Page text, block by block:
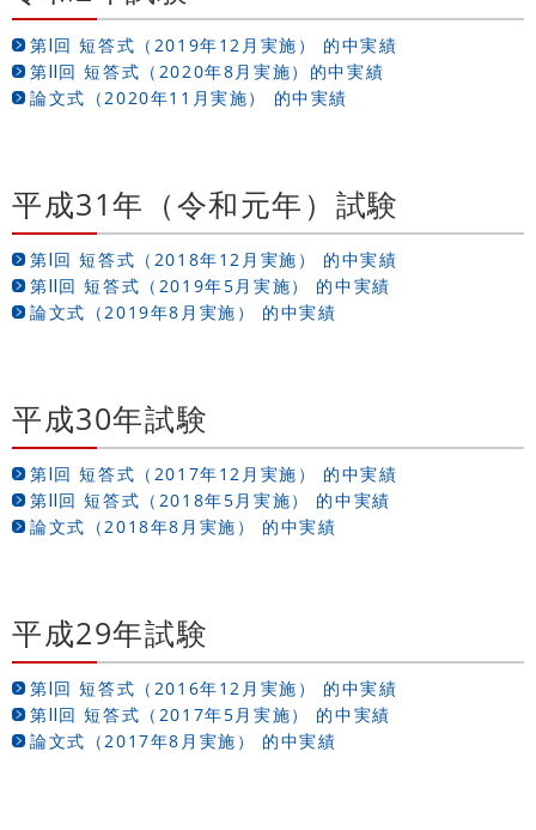
第Ⅰ回 短答式（2019年12月実施） 的中実績
第Ⅱ回 短答式（2020年8月実施）的中実績
論文式（2020年11月実施） 的中実績
平成31年（令和元年）試験
第Ⅰ回 短答式（2018年12月実施） 的中実績
第Ⅱ回 短答式（2019年5月実施） 的中実績
論文式（2019年8月実施） 的中実績
平成30年試験
第Ⅰ回 短答式（2017年12月実施） 的中実績
第Ⅱ回 短答式（2018年5月実施） 的中実績
論文式（2018年8月実施） 的中実績
平成29年試験
第Ⅰ回 短答式（2016年12月実施） 的中実績
第Ⅱ回 短答式（2017年5月実施） 的中実績
論文式（2017年8月実施） 的中実績